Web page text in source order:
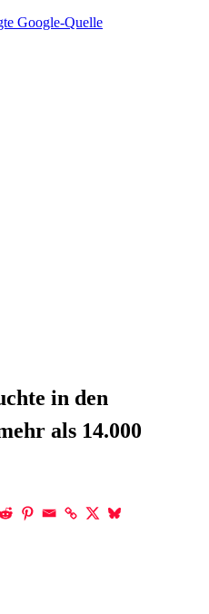
Google-Quelle
in den
als 14.000